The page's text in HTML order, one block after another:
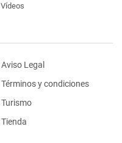
Vídeos
Aviso Legal
Términos y condiciones
Turismo
Tienda